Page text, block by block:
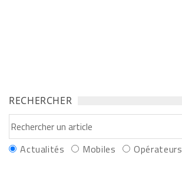
RECHERCHER
Actualités Mobiles Opérateurs